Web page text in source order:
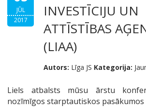
JŪL
2017
INVESTĪCIJU UN
ATTĪSTĪBAS
(LIAA)
Autors: Līga JS Kategorija:
Liels atbalsts mūsu ārstu
nozīmīgos starptautiskos pasākumos